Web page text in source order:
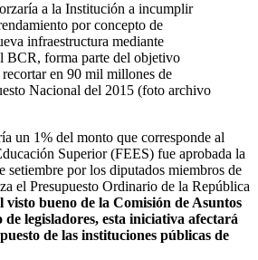
a la Institución a incumplir
por concepto de
infraestructura mediante
BCR, forma parte del objetivo
en 90 mil millones de
Nacional del 2015 (foto archivo
un 1% del monto que corresponde al
Superior (FEES) fue aprobada la
setiembre por los diputados miembros de
el Presupuesto Ordinario de la República
visto bueno de la Comisión de Asuntos
legisladores, esta iniciativa afectará
de las instituciones públicas de